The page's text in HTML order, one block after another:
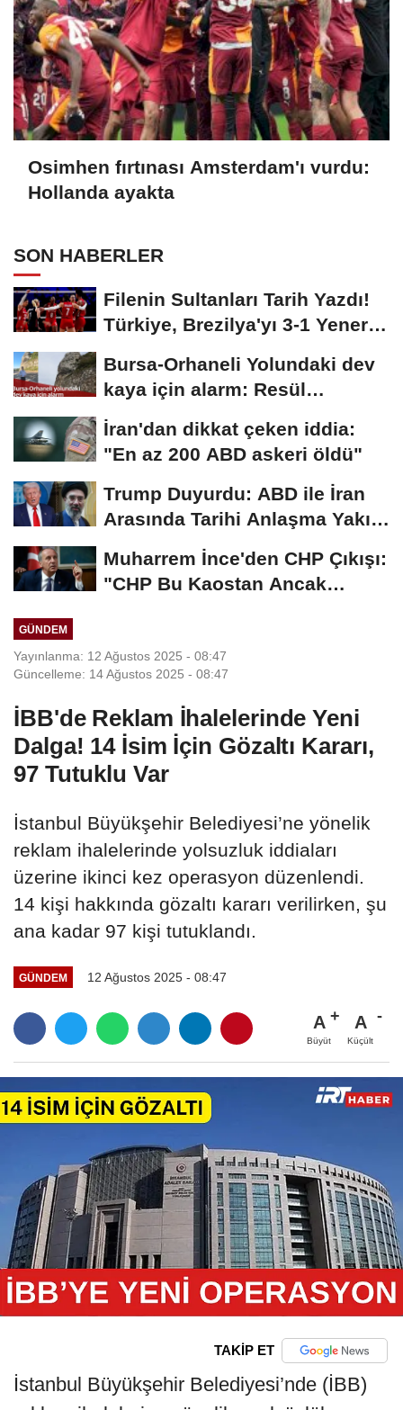
Osimhen fırtınası Amsterdam'ı vurdu:
Hollanda ayakta
SON HABERLER
Filenin Sultanları Tarih Yazdı!
Türkiye, Brezilya'yı 3-1 Yenerek
Bursa-Orhaneli Yolundaki dev
kaya için alarm: Resül
Kaplan'dan yetkililere...
İran'dan dikkat çeken iddia:
"En az 200 ABD askeri öldü"
Trump Duyurdu: ABD ile İran
Arasında Tarihi Anlaşma Yakın!
Muharrem İnce'den CHP Çıkışı:
"CHP Bu Kaostan Ancak
GÜNDEM
Yayınlanma: 12 Ağustos 2025 - 08:47
Güncelleme: 14 Ağustos 2025 - 08:47
İBB'de Reklam İhalelerinde Yeni
Dalga! 14 İsim İçin Gözaltı Kararı,
97 Tutuklu Var
İstanbul Büyükşehir Belediyesi’ne yönelik
reklam ihalelerinde yolsuzluk iddiaları
üzerine ikinci kez operasyon düzenlendi.
14 kişi hakkında gözaltı kararı verilirken, şu
ana kadar 97 kişi tutuklandı.
GÜNDEM 12 Ağustos 2025 - 08:47
A
Büyüt
A
Küçült
TAKİP ET
İstanbul Büyükşehir Belediyesi’nde (İBB)